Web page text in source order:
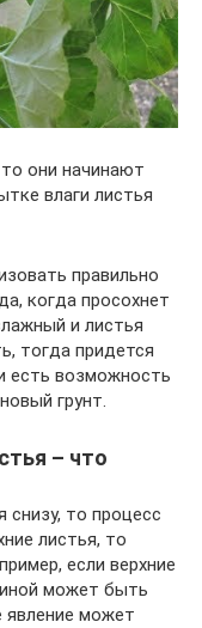
они начинают
влаги листья
правильно
когда просохнет
и листья
тогда придется
есть возможность
грунт.
– что
снизу, то процесс
листья, то
если верхние
может быть
явление может